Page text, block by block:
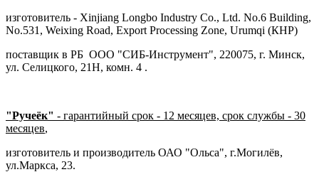
изготовитель - Xinjiang Longbo Industry Co., Ltd. No.6 Building,
No.531, Weixing Road, Export Processing Zone, Urumqi (КНР)
поставщик в РБ ООО "СИБ-Инструмент", 220075, г. Минск,
ул. Селицкого, 21Н, комн. 4 .
"Ручеёк" - гарантийный срок - 12 месяцев, срок службы - 30
месяцев,
изготовитель и производитель ОАО "Ольса", г.Могилёв,
ул.Маркса, 23.